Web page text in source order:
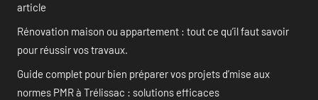
article
Rénovation maison ou appartement : tout ce qu’il faut savoir
pour réussir vos travaux.
Guide complet pour bien préparer vos projets d’mise aux
normes PMR à Trélissac : solutions efficaces